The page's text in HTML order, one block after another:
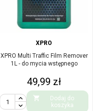
XPRO
XPRO Multi Traffic Film Remover
1L - do mycia wstępnego
Cena
49,99 zł

Dodaj do
koszyka